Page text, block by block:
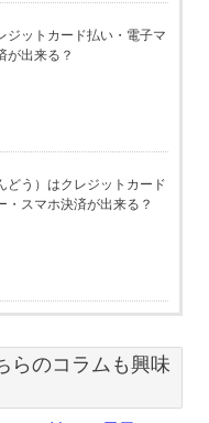
ジットカード払い・電子マ
が出来る？
どう）はクレジットカード
・スマホ決済が出来る？
らのコラムも興味